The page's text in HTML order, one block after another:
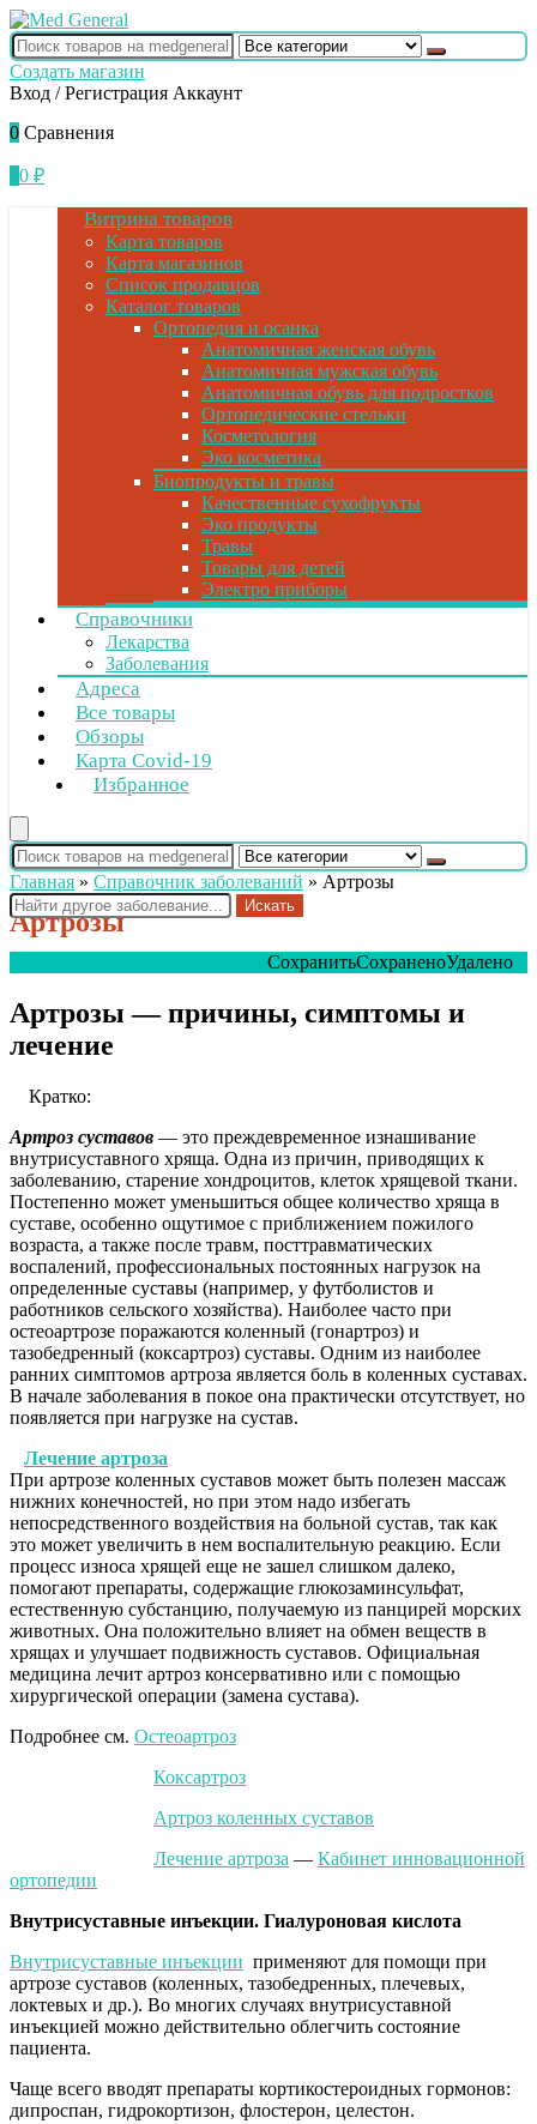
Создать магазин
Вход / Регистрация Аккаунт
0 Сравнения
0 ₽
Витрина товаров
Карта товаров
Карта магазинов
Список продавцов
Каталог товаров
Ортопедия и осанка
Анатомичная женская обувь
Анатомичная мужская обувь
Анатомичная обувь для подростков
Ортопедические стельки
Косметология
Эко косметика
Биопродукты и травы
Качественные сухофрукты
Эко продукты
Травы
Товары для детей
Электро приборы
Справочники
Лекарства
Заболевания
Адреса
Все товары
Обзоры
Карта Covid-19
Избранное
Главная » Справочник заболеваний » Артрозы
Искать
Артрозы
СохранитьСохраненоУдалено
Артрозы — причины, симптомы и
лечение
Кратко:
Артроз суставов — это преждевременное изнашивание
внутрисуставного хряща. Одна из причин, приводящих к
заболеванию, старение хондроцитов, клеток хрящевой ткани.
Постепенно может уменьшиться общее количество хряща в
суставе, особенно ощутимое с приближением пожилого
возраста, а также после травм, посттравматических
воспалений, профессиональных постоянных нагрузок на
определенные суставы (например, у футболистов и
работников сельского хозяйства). Наиболее часто при
остеоартрозе поражаются коленный (гонартроз) и
тазобедренный (коксартроз) суставы. Одним из наиболее
ранних симптомов артроза является боль в коленных суставах.
В начале заболевания в покое она практически отсутствует, но
появляется при нагрузке на сустав.
Лечение артроза
При артрозе коленных суставов может быть полезен массаж
нижних конечностей, но при этом надо избегать
непосредственного воздействия на больной сустав, так как
это может увеличить в нем воспалительную реакцию. Если
процесс износа хрящей еще не зашел слишком далеко,
помогают препараты, содержащие глюкозаминсульфат,
естественную субстанцию, получаемую из панцирей морских
животных. Она положительно влияет на обмен веществ в
хрящах и улучшает подвижность суставов. Официальная
медицина лечит артроз консервативно или с помощью
хирургической операции (замена сустава).
Подробнее см. Остеоартроз
Коксартроз
Артроз коленных суставов
Лечение артроза — Кабинет инновационной
ортопедии
Внутрисуставные инъекции. Гиалуроновая кислота
Внутрисуставные инъекции применяют для помощи при
артрозе суставов (коленных, тазобедренных, плечевых,
локтевых и др.). Во многих случаях внутрисуставной
инъекцией можно действительно облегчить состояние
пациента.
Чаще всего вводят препараты кортикостероидных гормонов:
дипроспан, гидрокортизон, флостерон, целестон.